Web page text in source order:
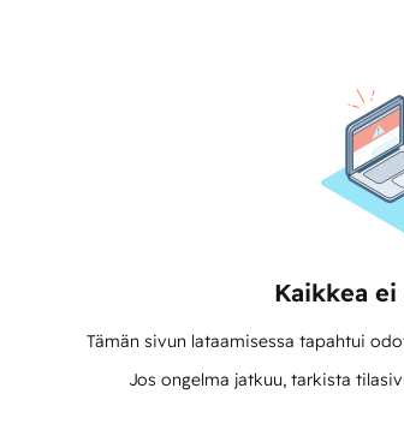
Kaikkea
Tämän sivun lataamisessa tapahtui
Jos ongelma jatkuu, tarkista